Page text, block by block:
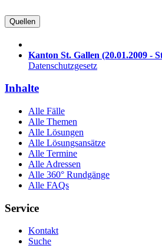
Quellen
Kanton St. Gallen (20.01.2009 -
Datenschutzgesetz
Inhalte
Alle Fälle
Alle Themen
Alle Lösungen
Alle Lösungsansätze
Alle Termine
Alle Adressen
Alle 360° Rundgänge
Alle FAQs
Service
Kontakt
Suche